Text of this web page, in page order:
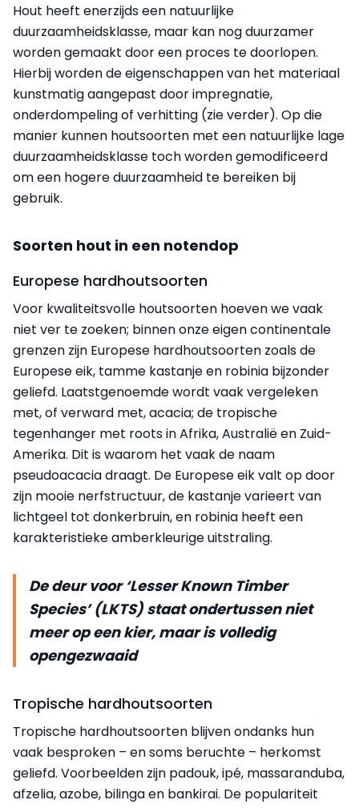
Hout heeft enerzijds een natuurlijke
duurzaamheidsklasse, maar kan nog duurzamer
worden gemaakt door een proces te doorlopen.
Hierbij worden de eigenschappen van het materiaal
kunstmatig aangepast door impregnatie,
onderdompeling of verhitting (zie verder). Op die
manier kunnen houtsoorten met een natuurlijke lage
duurzaamheidsklasse toch worden gemodificeerd
om een hogere duurzaamheid te bereiken bij
gebruik.
Soorten hout in een notendop
Europese hardhoutsoorten
Voor kwaliteitsvolle houtsoorten hoeven we vaak
niet ver te zoeken; binnen onze eigen continentale
grenzen zijn Europese hardhoutsoorten zoals de
Europese eik, tamme kastanje en robinia bijzonder
geliefd. Laatstgenoemde wordt vaak vergeleken
met, of verward met, acacia; de tropische
tegenhanger met roots in Afrika, Australië en Zuid-
Amerika. Dit is waarom het vaak de naam
pseudoacacia draagt. De Europese eik valt op door
zijn mooie nerfstructuur, de kastanje varieert van
lichtgeel tot donkerbruin, en robinia heeft een
karakteristieke amberkleurige uitstraling.
De deur voor ‘Lesser Known Timber
Species’ (LKTS) staat ondertussen niet
meer op een kier, maar is volledig
opengezwaaid
Tropische hardhoutsoorten
Tropische hardhoutsoorten blijven ondanks hun
vaak besproken – en soms beruchte – herkomst
geliefd. Voorbeelden zijn padouk, ipé, massaranduba,
afzelia, azobe, bilinga en bankirai. De populariteit